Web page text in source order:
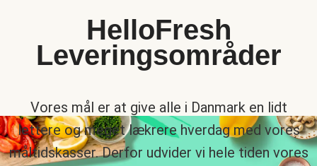
HelloFresh
Leveringsområder
Vores mål er at give alle i Danmark en lidt
lettere og meget lækrere hverdag med vores
måltidskasser. Derfor udvider vi hele tiden vores